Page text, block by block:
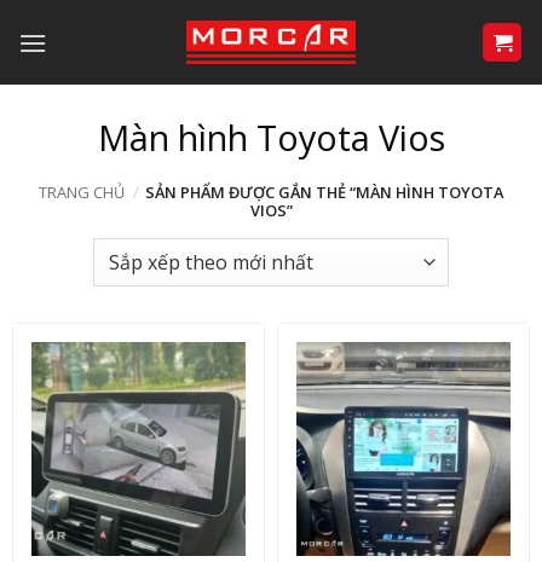
qua
nội
Màn hình Toyota Vios
TRANG CHỦ / SẢN PHẨM ĐƯỢC GẮN THẺ “MÀN HÌNH TOYOTA
VIOS”